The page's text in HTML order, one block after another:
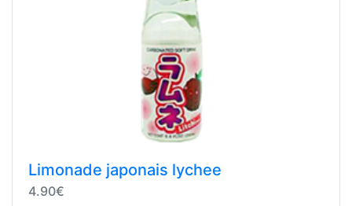
Limonade japonais lychee
4.90€